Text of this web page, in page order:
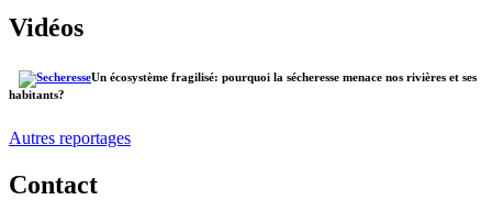
Vidéos
Un écosystème fragilisé: pourquoi la sécheresse menace nos rivières et ses
habitants?
Autres reportages
Contact